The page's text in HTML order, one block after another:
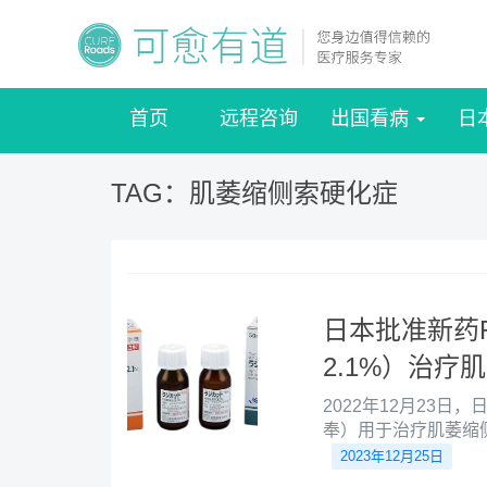
首页 远程咨询 出国看病 日
TAG：肌萎缩侧索硬化症
日本批准新
2.1%）治疗
2022年12月23日，
奉）用于治疗肌萎缩
输注用的依达拉奉
2023年12月25日